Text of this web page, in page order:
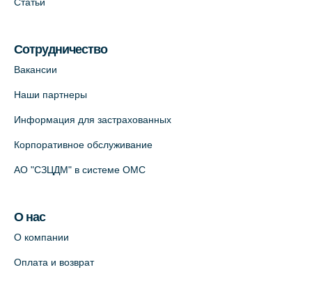
Сотрудничество
Вакансии
Наши партнеры
Информация для застрахованных
Корпоративное обслуживание
АО "СЗЦДМ" в системе ОМС
О нас
О компании
Оплата и возврат